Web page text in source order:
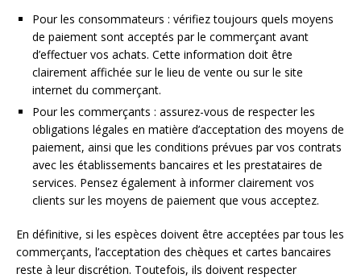
Pour les consommateurs : vérifiez toujours quels moyens
de paiement sont acceptés par le commerçant avant
d’effectuer vos achats. Cette information doit être
clairement affichée sur le lieu de vente ou sur le site
internet du commerçant.
Pour les commerçants : assurez-vous de respecter les
obligations légales en matière d’acceptation des moyens de
paiement, ainsi que les conditions prévues par vos contrats
avec les établissements bancaires et les prestataires de
services. Pensez également à informer clairement vos
clients sur les moyens de paiement que vous acceptez.
En définitive, si les espèces doivent être acceptées par tous les
commerçants, l’acceptation des chèques et cartes bancaires
reste à leur discrétion. Toutefois, ils doivent respecter